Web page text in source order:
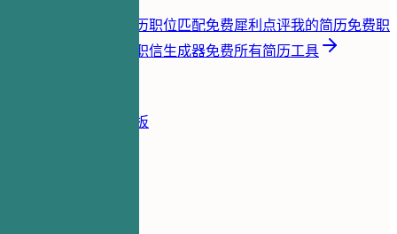
简历职位匹配免费犀利点评我的简历免费职
求职信生成器免费所有简历工具
简历模板